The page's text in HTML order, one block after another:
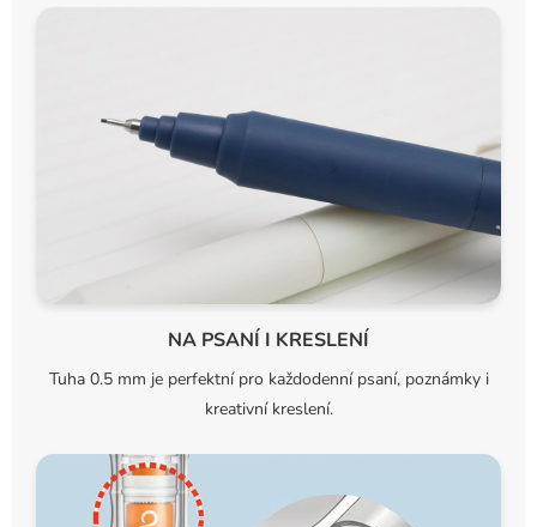
NA PSANÍ I KRESLENÍ
Tuha 0.5 mm je perfektní pro každodenní psaní, poznámky i
kreativní kreslení.